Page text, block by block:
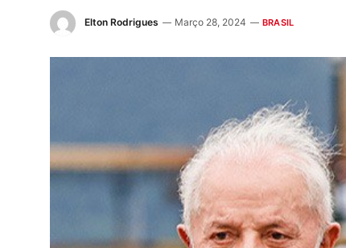
Elton Rodrigues Março 28, 2024 BRASIL